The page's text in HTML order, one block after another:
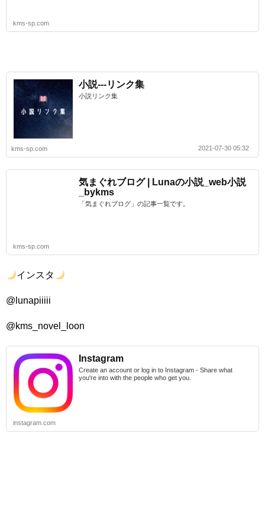
kms-sp.com
小説---リンク集
小説リンク集
kms-sp.com 2021-07-30 05:32
気まぐれブログ | Lunaの小説_web小説
_bykms
「気まぐれブログ」の記事一覧です。
kms-sp.com
インスタ
@lunapiiiii
@kms_novel_loon
Instagram
Create an account or log in to Instagram - Share what
you're into with the people who get you.
instagram.com